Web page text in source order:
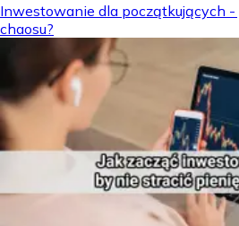
Inwestowanie dla początkujących -
chaosu?